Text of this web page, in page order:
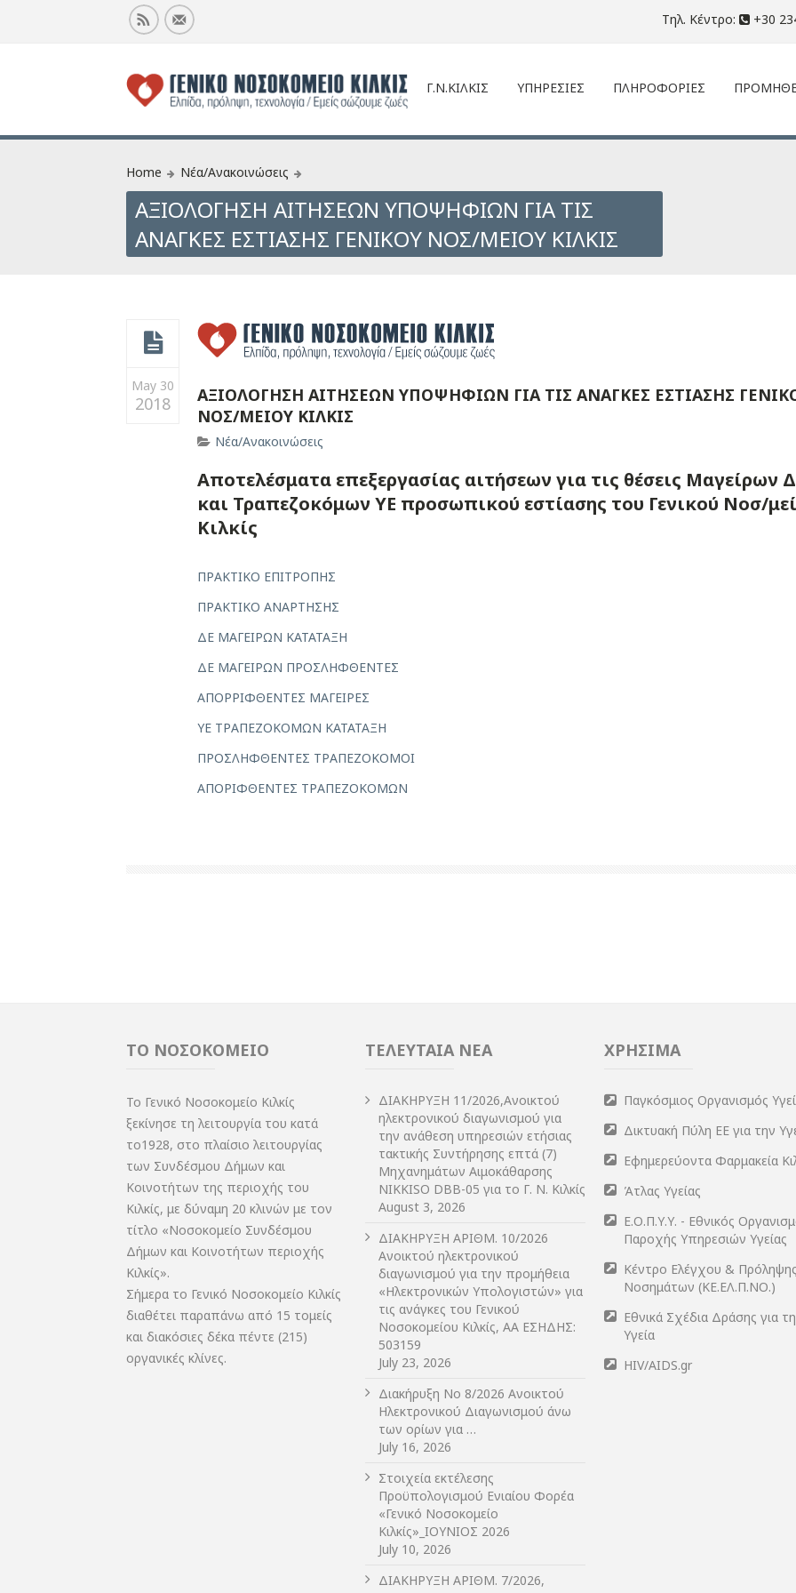
Τηλ. Κέντρο: +30
Γ.Ν.ΚΙΛΚΙΣ ΥΠΗΡΕΣΙΕΣ ΠΛΗΡΟΦΟΡΙΕΣ
Home Νέα/Ανακοινώσεις
ΑΞΙΟΛΟΓΗΣΗ ΑΙΤΗΣΕΩΝ ΥΠΟΨΗΦΙΩΝ ΓΙΑ ΤΙΣ
ΑΝΑΓΚΕΣ ΕΣΤΙΑΣΗΣ ΓΕΝΙΚΟΥ ΝΟΣ/ΜΕΙΟΥ ΚΙΛΚΙΣ
May 30
2018
ΑΞΙΟΛΟΓΗΣΗ ΑΙΤΗΣΕΩΝ ΥΠΟΨΗΦΙΩΝ ΓΙΑ ΤΙΣ ΑΝΑΓΚΕΣ ΕΣΤΙΑΣΗΣ
ΝΟΣ/ΜΕΙΟΥ ΚΙΛΚΙΣ
Νέα/Ανακοινώσεις
Αποτελέσματα επεξεργασίας αιτήσεων για τις θέσεις Μαγείρων
και Τραπεζοκόμων ΥΕ προσωπικού εστίασης του Γενικού Νοσ/
Κιλκίς
ΠΡΑΚΤΙΚΟ ΕΠΙΤΡΟΠΗΣ
ΠΡΑΚΤΙΚΟ ΑΝΑΡΤΗΣΗΣ
ΔΕ ΜΑΓΕΙΡΩΝ ΚΑΤΑΤΑΞΗ
ΔΕ ΜΑΓΕΙΡΩΝ ΠΡΟΣΛΗΦΘΕΝΤΕΣ
ΑΠΟΡΡΙΦΘΕΝΤΕΣ ΜΑΓΕΙΡΕΣ
YE ΤΡΑΠΕΖΟΚΟΜΩΝ ΚΑΤΑΤΑΞΗ
ΠΡΟΣΛΗΦΘΕΝΤΕΣ ΤΡΑΠΕΖΟΚΟΜΟΙ
ΑΠΟΡΙΦΘΕΝΤΕΣ ΤΡΑΠΕΖΟΚΟΜΩΝ
ΤΟ ΝΟΣΟΚΟΜΕΙΟ
Το Γενικό Νοσοκομείο Κιλκίς
ξεκίνησε τη λειτουργία του κατά
το1928, στο πλαίσιο λειτουργίας
των Συνδέσμου Δήμων και
Κοινοτήτων της περιοχής του
Κιλκίς, με δύναμη 20 κλινών με τον
τίτλο «Νοσοκομείο Συνδέσμου
Δήμων και Κοινοτήτων περιοχής
Κιλκίς».
Σήμερα το Γενικό Νοσοκομείο Κιλκίς
διαθέτει παραπάνω από 15 τομείς
και διακόσιες δέκα πέντε (215)
οργανικές κλίνες.
ΤΕΛΕΥΤΑΙΑ ΝΕΑ
ΔIΑΚΗΡΥΞΗ 11/2026,Ανοικτού
ηλεκτρονικού διαγωνισμού για
την ανάθεση υπηρεσιών ετήσιας
τακτικής Συντήρησης επτά (7)
Μηχανημάτων Αιμοκάθαρσης
NIKKISO DBB-05 για το Γ. Ν. Κιλκίς
August 3, 2026
ΔIΑΚΗΡΥΞΗ ΑΡIΘΜ. 10/2026
Ανοικτού ηλεκτρονικού
διαγωνισμού για την προμήθεια
«Ηλεκτρονικών Υπολογιστών» για
τις ανάγκες του Γενικού
Νοσοκομείου Κιλκίς, ΑΑ ΕΣΗΔΗΣ:
503159
July 23, 2026
Διακήρυξη Νο 8/2026 Ανοικτού
Ηλεκτρονικού Διαγωνισμού άνω
των ορίων για …
July 16, 2026
Στοιχεία εκτέλεσης
Προϋπολογισμού Ενιαίου Φορέα
«Γενικό Νοσοκομείο
Κιλκίς»_ΙΟΥΝΙΟΣ 2026
July 10, 2026
ΔIΑΚΗΡΥΞΗ ΑΡIΘΜ. 7/2026,
ΧΡΗΣΙΜΑ
Παγκόσμιος Οργανισμός
Δικτυακή Πύλη ΕΕ για την
Εφημερεύοντα Φαρμακεία
Άτλας Υγείας
Ε.Ο.Π.Υ.Υ. - Εθνικός
Παροχής Υπηρεσιών Υγείας
Κέντρο Ελέγχου & Πρόληψης
Νοσημάτων (ΚΕ.ΕΛ.Π.ΝΟ.)
Εθνικά Σχέδια Δράσης για
Υγεία
HIV/AIDS.gr